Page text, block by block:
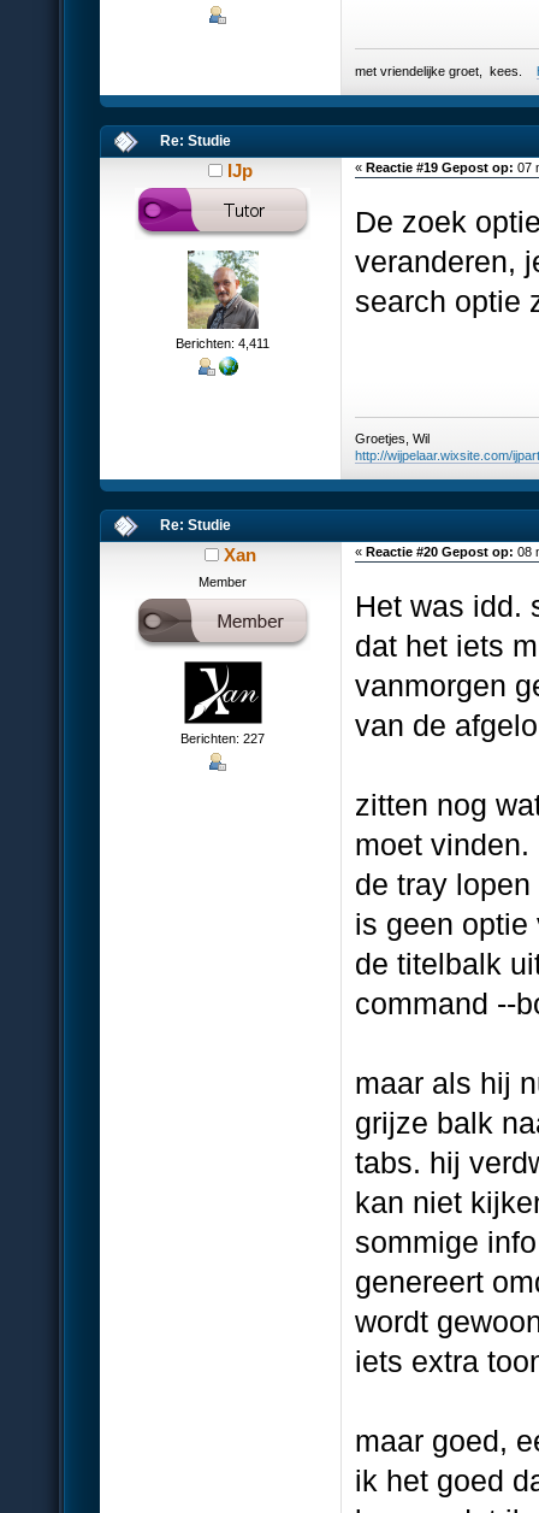
met vriendelijke groet, kees.
Re: Studie
IJp
Berichten: 4,411
«Reactie #19 Gepost op: 07
De zoek
veranderen,
search optie
Groetjes, Wil
http://wijpelaar.wixsite.com/
Re: Studie
Xan
Member
Berichten: 227
« Reactie #20 Gepost op: 08
Het was idd.
dat het iets
vanmorgen
van de
zitten nog
moet
de tray
is geen optie
de titelbalk
command --
maar als hij
grijze balk
tabs. hij
kan niet
sommige
genereert
wordt
iets extra
maar goed,
ik het goed